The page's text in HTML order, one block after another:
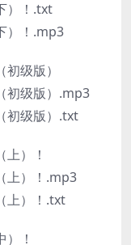
）！.txt
）！.mp3
级版）
初级版）.mp3
初级版）.txt
）！
上）！.mp3
上）！.txt
！